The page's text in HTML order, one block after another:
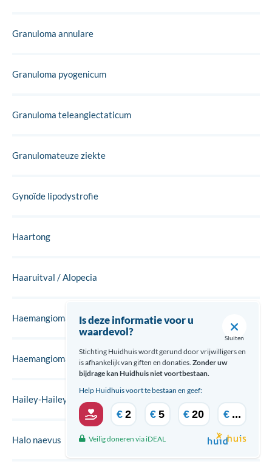
Granuloma annulare
Granuloma pyogenicum
Granuloma teleangiectaticum
Granulomateuze ziekte
Gynoïde lipodystrofie
Haartong
Haaruitval / Alopecia
Haemangioma fructuosum
Haemangiomata senilis
Hailey-Hailey
Halo naevus
Is deze informatie voor u
waardevol?
Sluiten
Stichting Huidhuis wordt gerund door vrijwilligers en
is afhankelijk van giften en donaties. Zonder uw
bijdrage kan Huidhuis niet voortbestaan.
Help Huidhuis voort te bestaan en geef:
€ 2 € 5 € 20 € ...
Veilig doneren via iDEAL